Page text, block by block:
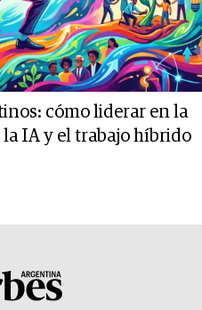
cómo liderar en la
IA y el trabajo híbrido